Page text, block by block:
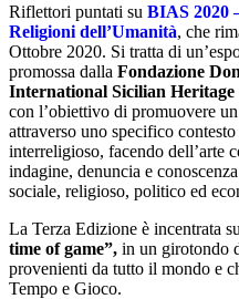
Riflettori puntati su BIAS 2020
Religioni dell’Umanità, che
Ottobre 2020. Si tratta di
promossa dalla Fondazione
International Sicilian Heritage
con l’obiettivo di promuovere
attraverso uno specifico
interreligioso, facendo dell’arte
indagine, denuncia e
sociale, religioso, politico ed
La Terza Edizione è incentrata
time of game”, in un girotondo
provenienti da tutto il mondo e
Tempo e Gioco.